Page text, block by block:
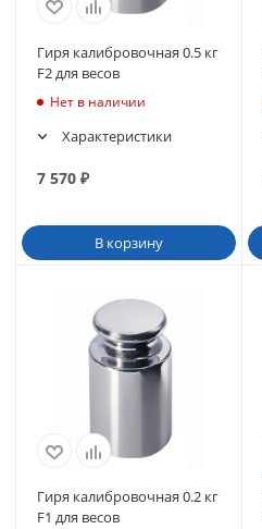
Гиря калибровочная 0.5 кг
F2 для весов
Нет в наличии
Характеристики
7 570 ₽
В корзину
Гиря калибровочная 0.2 кг
F1 для весов